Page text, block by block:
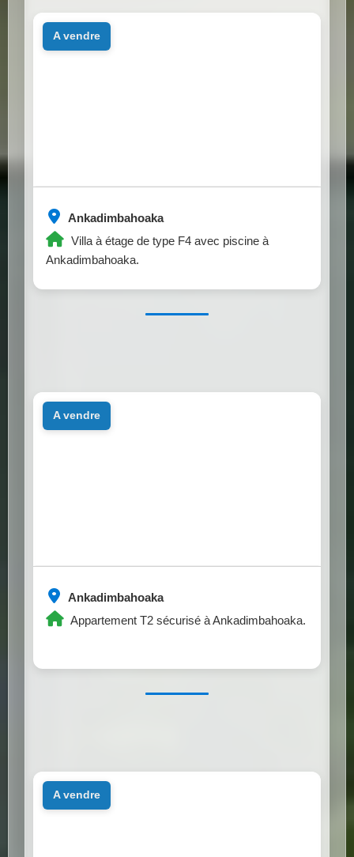
Ankadimbahoaka
Villa à étage de type F4 avec piscine à
Ankadimbahoaka.
a vendre
Ankadimbahoaka
Appartement T2 sécurisé à Ankadimbahoaka.
a vendre
a vendre